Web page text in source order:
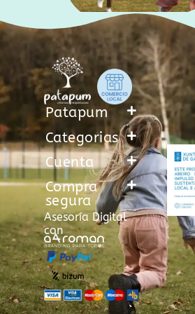
Patapum
Categorias
Cuenta
Compra
segura
Asesoría Digital
con